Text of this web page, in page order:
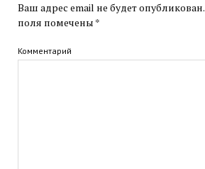
Ваш адрес email не будет опубликован.
поля помечены *
Комментарий